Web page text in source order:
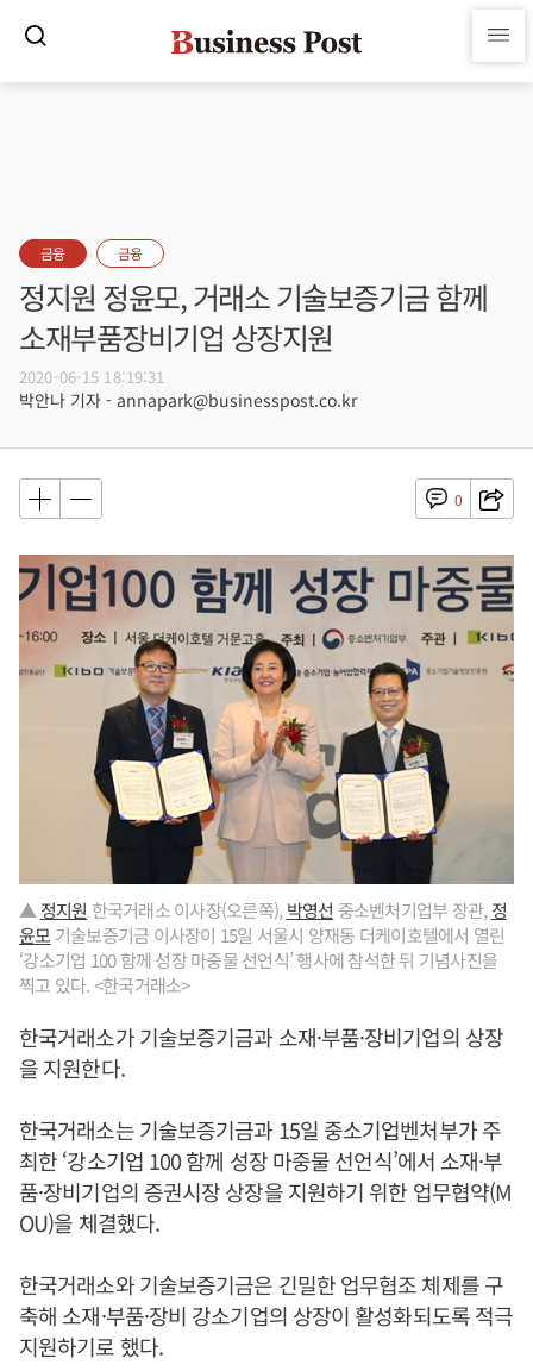
금융 금융
정지원 정윤모, 거래소 기술보증기금 함께
소재부품장비기업 상장지원
2020-06-15 18:19:31
박안나 기자 - annapark@businesspost.co.kr
0
▲ 정지원 한국거래소 이사장(오른쪽), 박영선 중소벤처기업부 장관, 정
윤모 기술보증기금 이사장이 15일 서울시 양재동 더케이호텔에서 열린
‘강소기업 100 함께 성장 마중물 선언식’ 행사에 참석한 뒤 기념사진을
찍고 있다. <한국거래소>
한국거래소가 기술보증기금과 소재·부품·장비기업의 상장
을 지원한다.
한국거래소는 기술보증기금과 15일 중소기업벤처부가 주
최한 ‘강소기업 100 함께 성장 마중물 선언식’에서 소재·부
품·장비기업의 증권시장 상장을 지원하기 위한 업무협약(M
OU)을 체결했다.
한국거래소와 기술보증기금은 긴밀한 업무협조 체제를 구
축해 소재·부품·장비 강소기업의 상장이 활성화되도록 적극
지원하기로 했다.